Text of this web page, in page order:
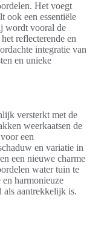
Het voegt
ook een essentiële
wordt vooral de
reflecterende en
integratie van
en unieke
versterkt met de
weerkaatsen de
een
en variatie in
een nieuwe charme
water tuin te
en harmonieuze
als aantrekkelijk is.